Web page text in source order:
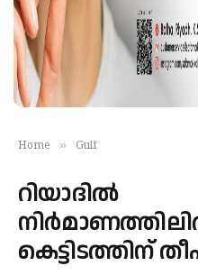
Home » Gulf
റിയാദിൽ
കെട്ടിടത്തിന്